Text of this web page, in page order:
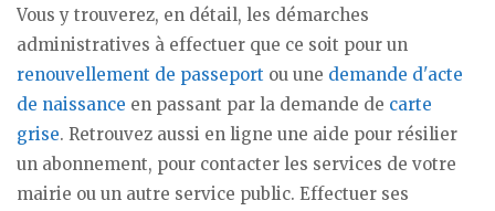
Vous y trouverez, en détail, les démarches
administratives à effectuer que ce soit pour un
renouvellement de passeport ou une demande d'acte
de naissance en passant par la demande de carte
grise. Retrouvez aussi en ligne une aide pour résilier
un abonnement, pour contacter les services de votre
mairie ou un autre service public. Effectuer ses